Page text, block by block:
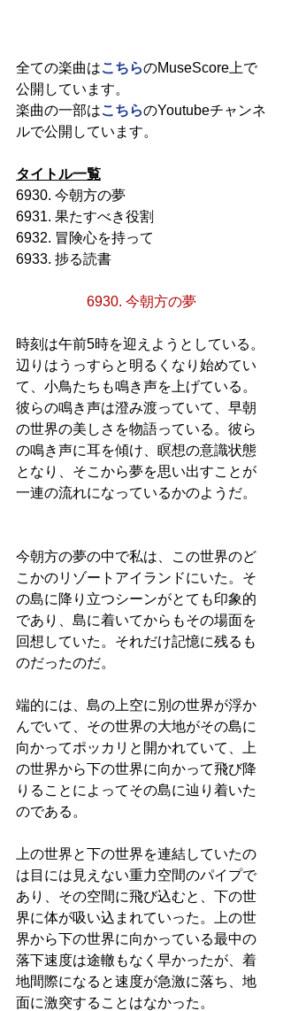
全ての楽曲はこちらのMuseScore上で
公開しています。
楽曲の一部はこちらのYoutubeチャンネ
ルで公開しています。
タイトル一覧
6930. 今朝方の夢
6931. 果たすべき役割
6932. 冒険心を持って
6933. 捗る読書
6930. 今朝方の夢
時刻は午前5時を迎えようとしている。
辺りはうっすらと明るくなり始めてい
て、小鳥たちも鳴き声を上げている。
彼らの鳴き声は澄み渡っていて、早朝
の世界の美しさを物語っている。彼ら
の鳴き声に耳を傾け、瞑想の意識状態
となり、そこから夢を思い出すことが
一連の流れになっているかのようだ。
今朝方の夢の中で私は、この世界のど
こかのリゾートアイランドにいた。そ
の島に降り立つシーンがとても印象的
であり、島に着いてからもその場面を
回想していた。それだけ記憶に残るも
のだったのだ。
端的には、島の上空に別の世界が浮か
んでいて、その世界の大地がその島に
向かってポッカリと開かれていて、上
の世界から下の世界に向かって飛び降
りることによってその島に辿り着いた
のである。
上の世界と下の世界を連結していたの
は目には見えない重力空間のパイプで
あり、その空間に飛び込むと、下の世
界に体が吸い込まれていった。上の世
界から下の世界に向かっている最中の
落下速度は途轍もなく早かったが、着
地間際になると速度が急激に落ち、地
面に激突することはなかった。